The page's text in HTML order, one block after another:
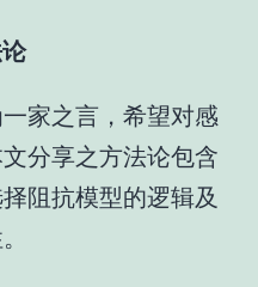
家之言，希望对感
分享之方法论包含
阻抗模型的逻辑及